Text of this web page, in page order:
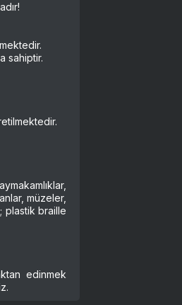
sahiptir.
müzeler,
plastik braille
edinmek